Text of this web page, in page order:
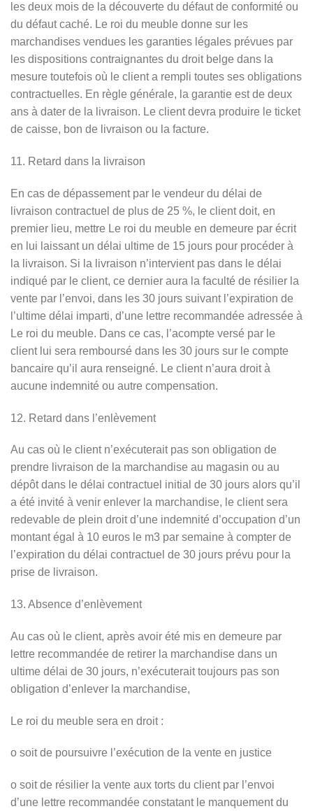
les deux mois de la découverte du défaut de conformité ou
du défaut caché. Le roi du meuble donne sur les
marchandises vendues les garanties légales prévues par
les dispositions contraignantes du droit belge dans la
mesure toutefois où le client a rempli toutes ses obligations
contractuelles. En règle générale, la garantie est de deux
ans à dater de la livraison. Le client devra produire le ticket
de caisse, bon de livraison ou la facture.
11. Retard dans la livraison
En cas de dépassement par le vendeur du délai de
livraison contractuel de plus de 25 %, le client doit, en
premier lieu, mettre Le roi du meuble en demeure par écrit
en lui laissant un délai ultime de 15 jours pour procéder à
la livraison. Si la livraison n’intervient pas dans le délai
indiqué par le client, ce dernier aura la faculté de résilier la
vente par l’envoi, dans les 30 jours suivant l’expiration de
l’ultime délai imparti, d’une lettre recommandée adressée à
Le roi du meuble. Dans ce cas, l’acompte versé par le
client lui sera remboursé dans les 30 jours sur le compte
bancaire qu’il aura renseigné. Le client n’aura droit à
aucune indemnité ou autre compensation.
12. Retard dans l’enlèvement
Au cas où le client n’exécuterait pas son obligation de
prendre livraison de la marchandise au magasin ou au
dépôt dans le délai contractuel initial de 30 jours alors qu’il
a été invité à venir enlever la marchandise, le client sera
redevable de plein droit d’une indemnité d’occupation d’un
montant égal à 10 euros le m3 par semaine à compter de
l’expiration du délai contractuel de 30 jours prévu pour la
prise de livraison.
13. Absence d’enlèvement
Au cas où le client, après avoir été mis en demeure par
lettre recommandée de retirer la marchandise dans un
ultime délai de 30 jours, n’exécuterait toujours pas son
obligation d’enlever la marchandise,
Le roi du meuble sera en droit :
o soit de poursuivre l’exécution de la vente en justice
o soit de résilier la vente aux torts du client par l’envoi
d’une lettre recommandée constatant le manquement du